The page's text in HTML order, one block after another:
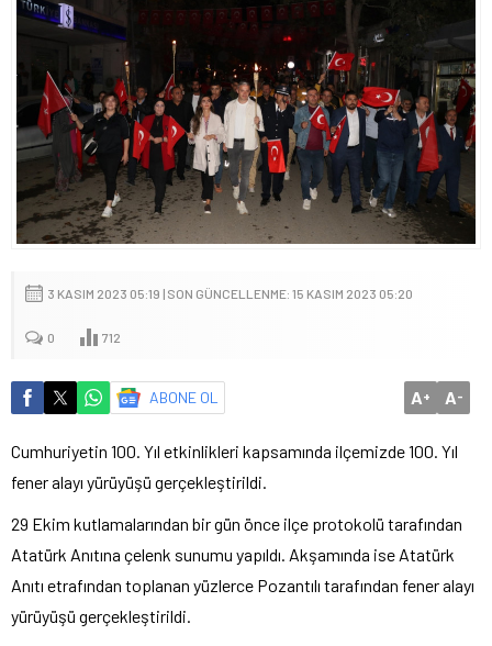
3 KASIM 2023 05:19 | SON GÜNCELLENME: 15 KASIM 2023 05:20
0 712
ABONE OL A+ A-
Cumhuriyetin 100. Yıl etkinlikleri kapsamında ilçemizde 100. Yıl
fener alayı yürüyüşü gerçekleştirildi.
29 Ekim kutlamalarından bir gün önce ilçe protokolü tarafından
Atatürk Anıtına çelenk sunumu yapıldı. Akşamında ise Atatürk
Anıtı etrafından toplanan yüzlerce Pozantılı tarafından fener alayı
yürüyüşü gerçekleştirildi.